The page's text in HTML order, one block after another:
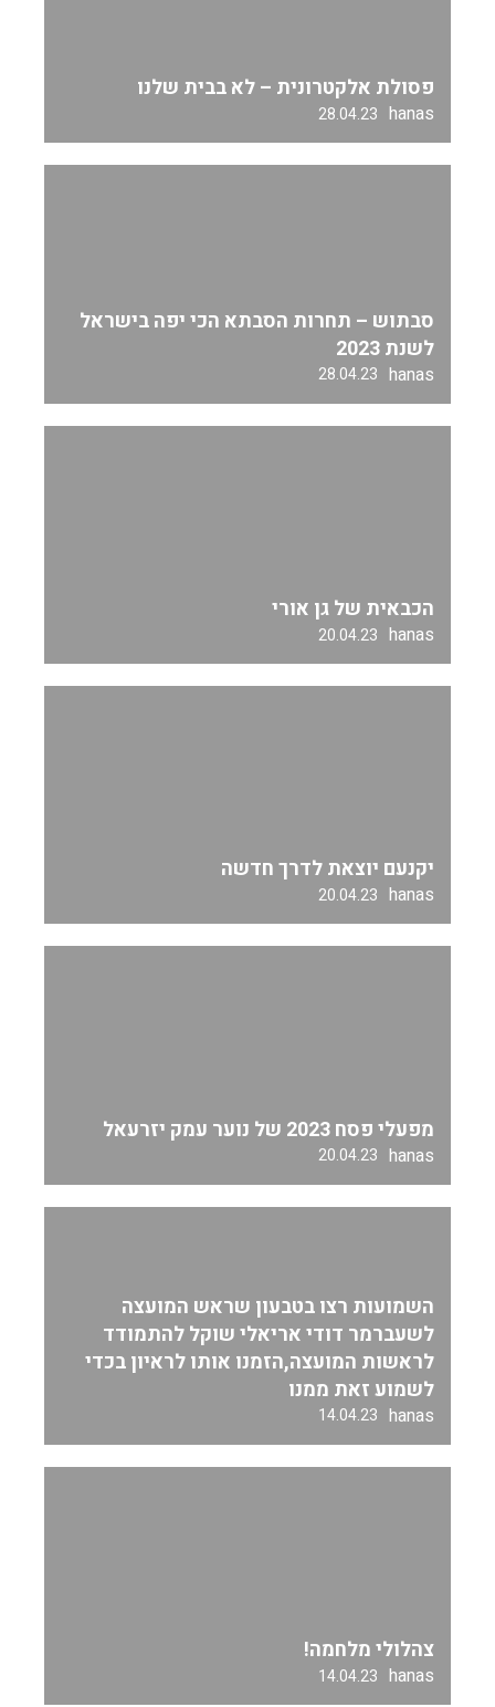
פסולת אלקטרונית – לא בבית שלנו
hanas
28.04.23
סבתוש – תחרות הסבתא הכי יפה בישראל
לשנת 2023
hanas
28.04.23
הכבאית של גן אורי
hanas
20.04.23
יקנעם יוצאת לדרך חדשה
hanas
20.04.23
מפעלי פסח 2023 של נוער עמק יזרעאל
hanas
20.04.23
השמועות רצו בטבעון שראש המועצה
לשעברמר דודי אריאלי שוקל להתמודד
לראשות המועצה,הזמנו אותו לראיון בכדי
לשמוע זאת ממנו
hanas
14.04.23
צהלולי מלחמה!
hanas
14.04.23